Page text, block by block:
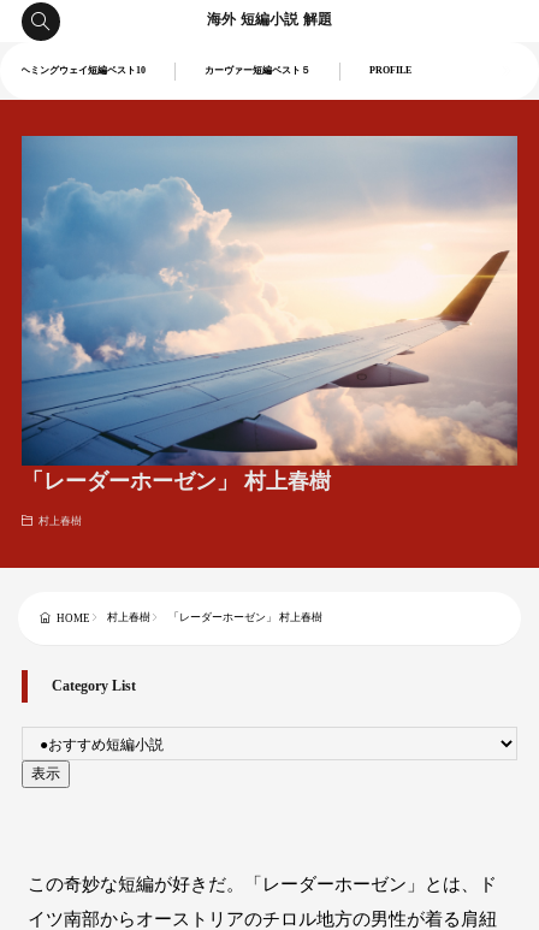
海外 短編小説 解題
ヘミングウェイ短編ベスト10 カーヴァー短編ベスト５ PROFILE
「レーダーホーゼン」 村上春樹
村上春樹
HOME 村上春樹 「レーダーホーゼン」 村上春樹
Category List
この奇妙な短編が好きだ。「レーダーホーゼン」とは、ド
イツ南部からオーストリアのチロル地方の男性が着る肩紐